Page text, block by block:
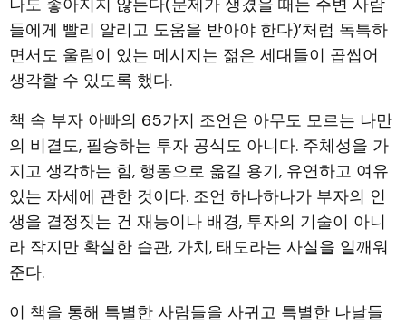
나도 좋아지지 않는다(문제가 생겼을 때는 주변 사람
들에게 빨리 알리고 도움을 받아야 한다)’처럼 독특하
면서도 울림이 있는 메시지는 젊은 세대들이 곱씹어
생각할 수 있도록 했다.
책 속 부자 아빠의 65가지 조언은 아무도 모르는 나만
의 비결도, 필승하는 투자 공식도 아니다. 주체성을 가
지고 생각하는 힘, 행동으로 옮길 용기, 유연하고 여유
있는 자세에 관한 것이다. 조언 하나하나가 부자의 인
생을 결정짓는 건 재능이나 배경, 투자의 기술이 아니
라 작지만 확실한 습관, 가치, 태도라는 사실을 일깨워
준다.
이 책을 통해 특별한 사람들을 사귀고 특별한 나날들